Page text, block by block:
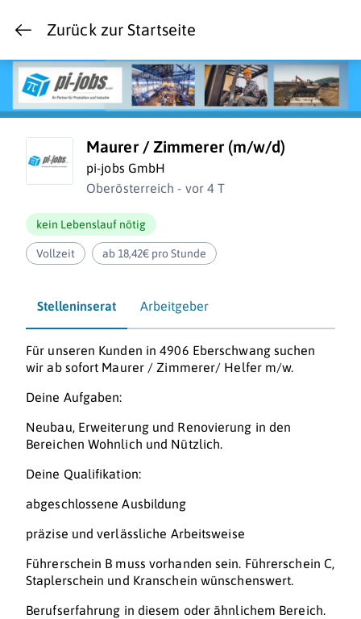
Zurück zur Startseite
Maurer / Zimmerer (m/w/d)
pi-jobs GmbH
Oberösterreich - vor 4 T
kein Lebenslauf nötig
Vollzeit ab 18,42€ pro Stunde
Stelleninserat Arbeitgeber
Für unseren Kunden in 4906 Eberschwang suchen
wir ab sofort Maurer / Zimmerer/ Helfer m/w.
Deine Aufgaben:
Neubau, Erweiterung und Renovierung in den
Bereichen Wohnlich und Nützlich.
Deine Qualifikation:
abgeschlossene Ausbildung
präzise und verlässliche Arbeitsweise
Führerschein B muss vorhanden sein. Führerschein C,
Staplerschein und Kranschein wünschenswert.
Berufserfahrung in diesem oder ähnlichem Bereich.